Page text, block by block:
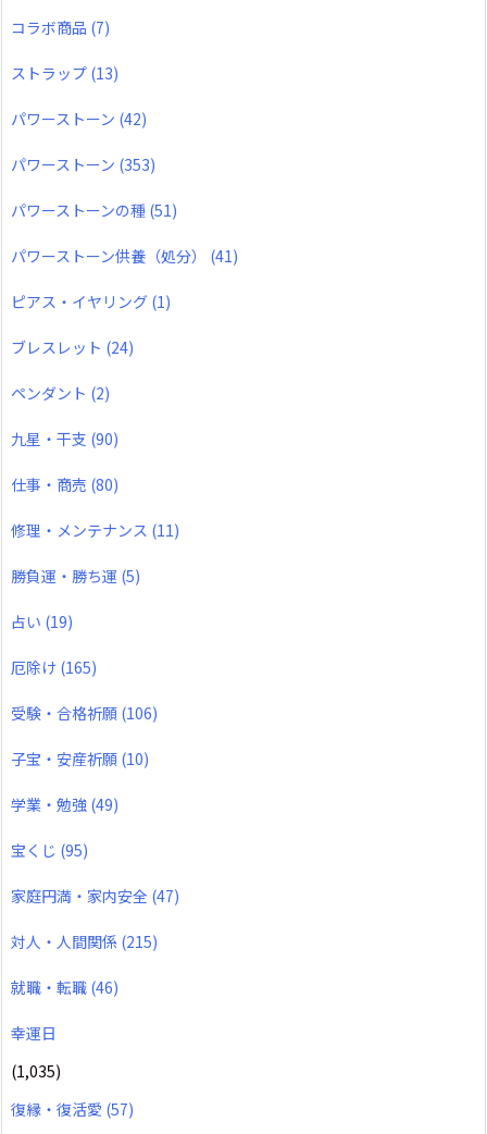
コラボ商品 (7)
ストラップ (13)
パワーストーン (42)
パワーストーン (353)
パワーストーンの種 (51)
パワーストーン供養（処分） (41)
ピアス・イヤリング (1)
ブレスレット (24)
ペンダント (2)
九星・干支 (90)
仕事・商売 (80)
修理・メンテナンス (11)
勝負運・勝ち運 (5)
占い (19)
厄除け (165)
受験・合格祈願 (106)
子宝・安産祈願 (10)
学業・勉強 (49)
宝くじ (95)
家庭円満・家内安全 (47)
対人・人間関係 (215)
就職・転職 (46)
幸運日
(1,035)
復縁・復活愛 (57)